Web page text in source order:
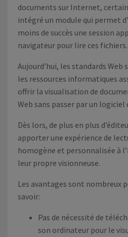
documents sur Internet,
intégré un module qui permet
moins de succès une session
navigateur pour lire ces fichiers.
Aujourd’hui, les standards Web
les ressources informatiques
offrir la visualisation de
Web sans passer par un logiciel
Dès lors, de plus en plus
apporter une expérience de
homogène et personnalisée à
leur propre visionneuse.
Les avantages sont nombreux
savoir:
Pas de nécessité de
son ordinateur pour le